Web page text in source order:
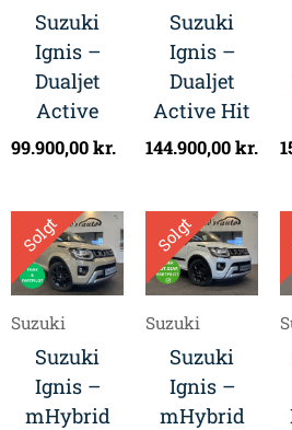
Suzuki
Ignis –
Dualjet
Active
99.900,00kr.
Suzuki
Ignis –
Dualjet
Active Hit
144.900,00kr.
Solgt
Suzuki
Suzuki
Ignis –
mHybrid
Solgt
Suzuki
Suzuki
Ignis –
mHybrid